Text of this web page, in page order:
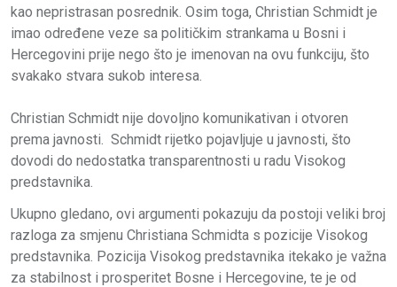
kao nepristrasan posrednik. Osim toga, Christian Schmidt je
imao određene veze sa političkim strankama u Bosni i
Hercegovini prije nego što je imenovan na ovu funkciju, što
svakako stvara sukob interesa.
Christian Schmidt nije dovoljno komunikativan i otvoren
prema javnosti. Schmidt rijetko pojavljuje u javnosti, što
dovodi do nedostatka transparentnosti u radu Visokog
predstavnika.
Ukupno gledano, ovi argumenti pokazuju da postoji veliki broj
razloga za smjenu Christiana Schmidta s pozicije Visokog
predstavnika. Pozicija Visokog predstavnika itekako je važna
za stabilnost i prosperitet Bosne i Hercegovine, te je od